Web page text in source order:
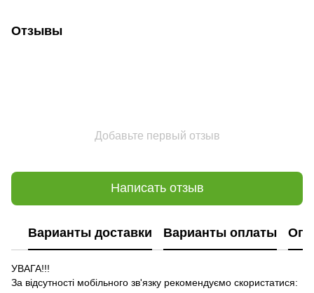
Отзывы
Добавьте первый отзыв
Написать отзыв
Варианты доставки Варианты оплаты
УВАГА!!!
За відсутності мобільного зв'язку рекомендуємо скористатися: